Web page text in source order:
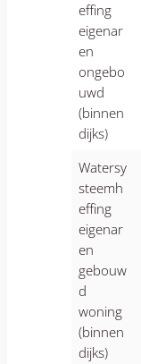
effing
eigenar
en
ongebo
uwd
(binnen
dijks)
Watersy
steemh
effing
eigenar
en
gebouw
d
woning
(binnen
dijks)